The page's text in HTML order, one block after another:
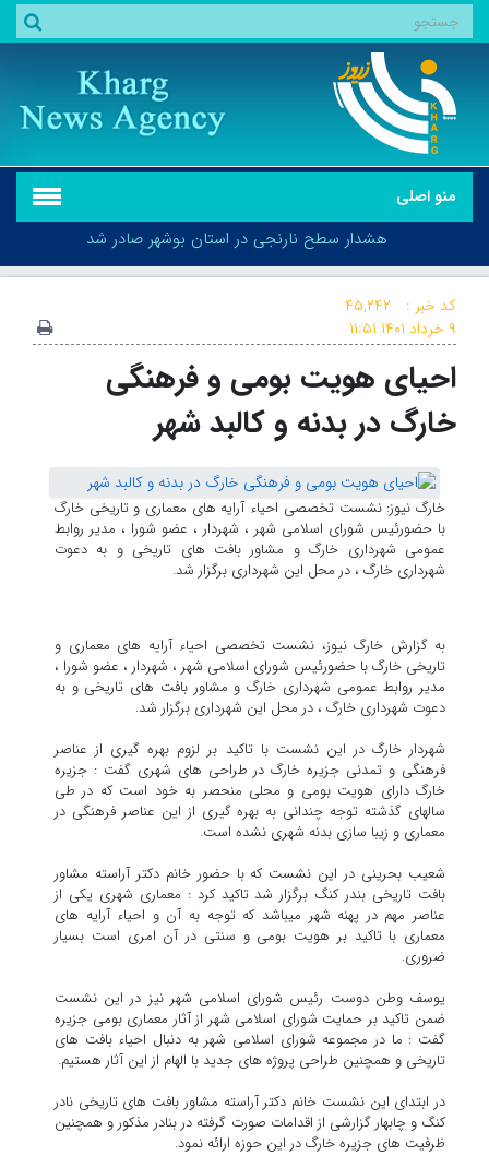
منو اصلی
هشدار سطح نارنجی در استان بوشهر صادر شد
هشدار سطح نارنجی در استان بوشهر صادر شد
کد خبر :
۴۵,۲۴۲
۹ خرداد ۱۴۰۱
۱۱:۵۱
احیای هویت بومی و فرهنگی
خارگ در بدنه و کالبد شهر
خارگ نیوز: نشست تخصصی احیاء آرایه های معماری و تاریخی خارگ
با حضورئیس شورای اسلامی شهر ، شهردار ، عضو شورا ، مدیر روابط
عمومی شهرداری خارگ و مشاور بافت های تاریخی و به دعوت
شهرداری خارگ ، در محل این شهرداری برگزار شد.
به گزارش خارگ نیوز، نشست تخصصی احیاء آرایه های معماری و
تاریخی خارگ با حضورئیس شورای اسلامی شهر ، شهردار ، عضو شورا ،
مدیر روابط عمومی شهرداری خارگ و مشاور بافت های تاریخی و به
دعوت شهرداری خارگ ، در محل این شهرداری برگزار شد.
شهردار خارگ در این نشست با تاکید بر لزوم بهره گیری از عناصر
فرهنگی و تمدنی جزیره خارگ در طراحی های شهری گفت : جزیره
خارگ دارای هویت بومی و محلی منحصر به خود است که در طی
سالهای گذشته توجه چندانی به بهره گیری از این عناصر فرهنگی در
معماری و زیبا سازی بدنه شهری نشده است.
شعیب بحرینی در این نشست که با حضور خانم دکتر آراسته مشاور
بافت تاریخی بندر کنگ برگزار شد تاکید کرد : معماری شهری یکی از
عناصر مهم در پهنه شهر میباشد که توجه به آن و احیاء آرایه های
معماری با تاکید بر هویت بومی و سنتی در آن امری است بسیار
ضروری.
یوسف وطن دوست رئیس شورای اسلامی شهر نیز در این نشست
ضمن تاکید بر حمایت شورای اسلامی شهر از آثار معماری بومی جزیره
گفت : ما در مجموعه شورای اسلامی شهر به دنبال احیاء بافت های
تاریخی و همچنین طراحی پروژه های جدید با الهام از این آثار هستیم.
در ابتدای این نشست خانم دکتر آراسته مشاور بافت های تاریخی نادر
کنگ و چابهار گزارشی از اقدامات صورت گرفته در بنادر مذکور و همچنین
ظرفیت های جزیره خارگ در این حوزه ارائه نمود.